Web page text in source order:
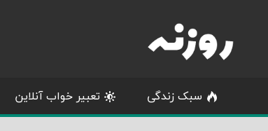
content
سبک زندگی تعبیر خواب آنلاین